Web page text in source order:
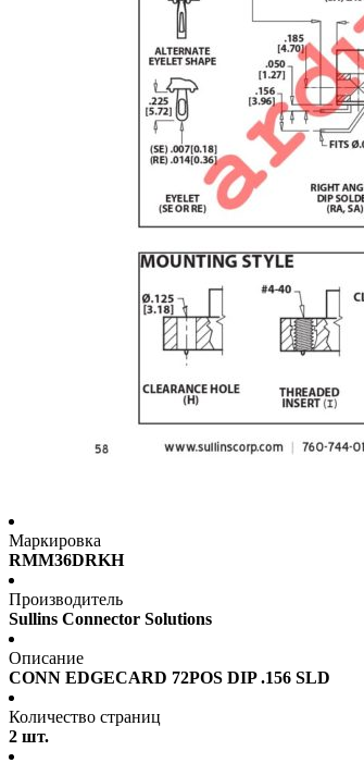
Маркировка
RMM36DRKH
Производитель
Sullins Connector Solutions
Описание
CONN EDGECARD 72POS DIP .156 SLD
Количество страниц
2 шт.